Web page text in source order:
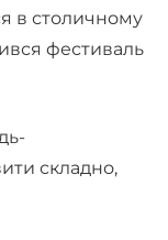
в столичному
фестиваль
складно,